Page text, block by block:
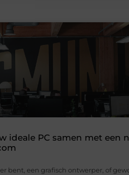
ideale PC samen met een
bent, een grafisch ontwerper, of